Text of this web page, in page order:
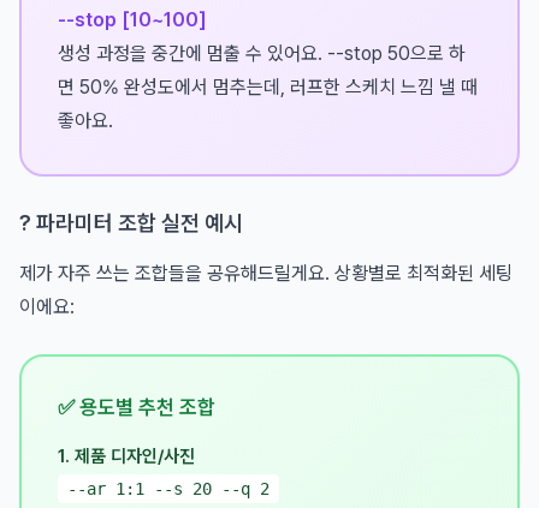
--stop [10~100]
생성 과정을 중간에 멈출 수 있어요. --stop 50으로 하
면 50% 완성도에서 멈추는데, 러프한 스케치 느낌 낼 때
좋아요.
? 파라미터 조합 실전 예시
제가 자주 쓰는 조합들을 공유해드릴게요. 상황별로 최적화된 세팅
이에요:
✅ 용도별 추천 조합
1. 제품 디자인/사진
--ar 1:1 --s 20 --q 2